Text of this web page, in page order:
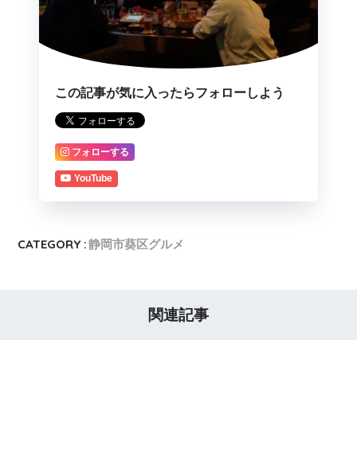
この記事が気に入ったらフォローしよう
フォローする
YouTube
CATEGORY :静岡市葵区グルメ
関連記事